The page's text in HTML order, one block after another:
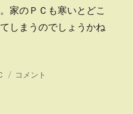
家のＰＣも寒いとどこ
しまうのでしょうかね
寒
コメント